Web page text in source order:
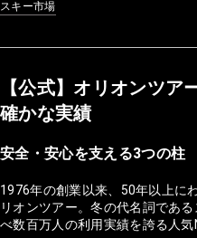
スキー市場
【公式】オリオンツア
確かな実績
安全・安心を支える3つの柱
1976年の創業以来、50年以上に
リオンツアー。冬の代名詞であ
べ数百万人の利用実績を誇る人気